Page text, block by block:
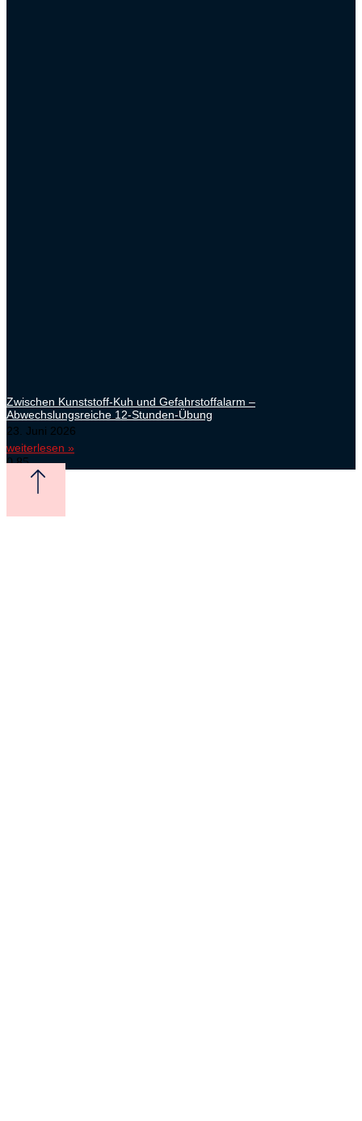
Zwischen Kunststoff-Kuh und Gefahrstoffalarm –
Abwechslungsreiche 12-Stunden-Übung
23. Juni 2026
weiterlesen »